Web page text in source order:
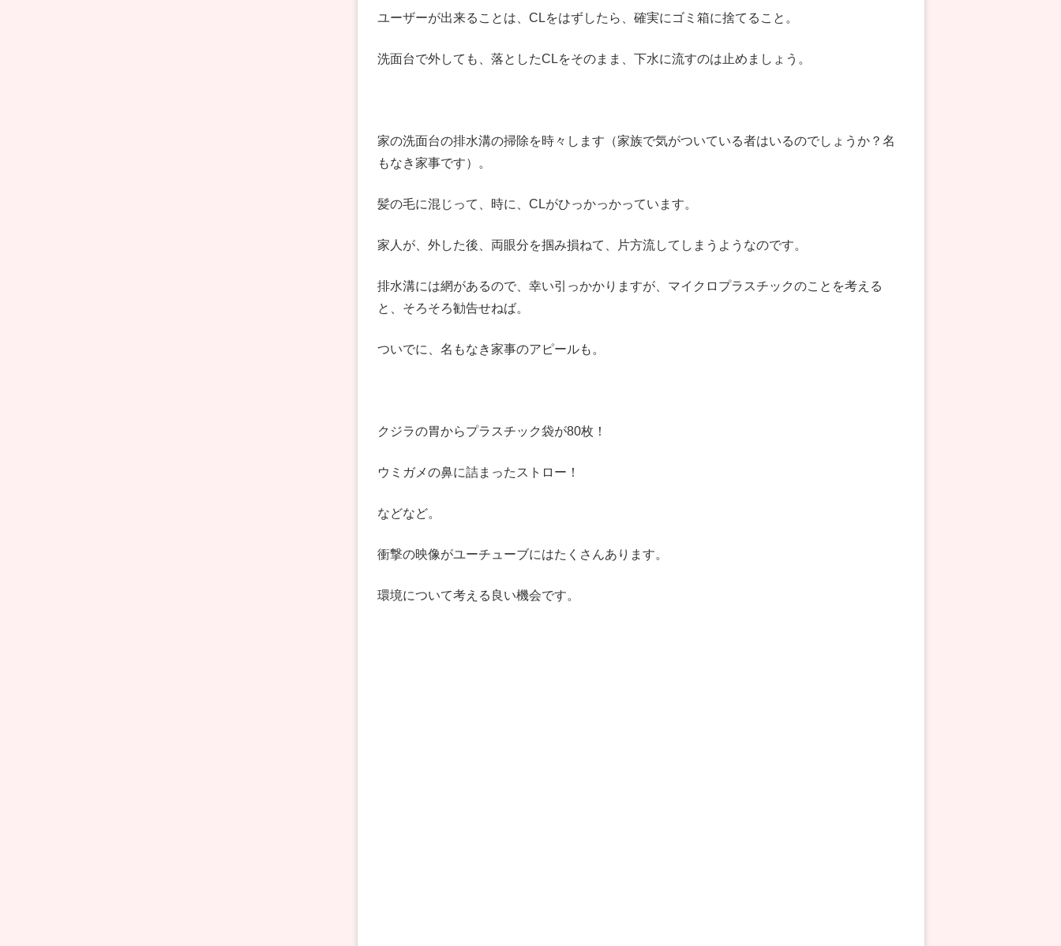
ユーザーが出来ることは、CLをはずしたら、確実にゴミ箱に捨てること。
洗面台で外しても、落としたCLをそのまま、下水に流すのは止めましょう。
家の洗面台の排水溝の掃除を時々します（家族で気がついている者はいるのでしょうか？名
もなき家事です）。
髪の毛に混じって、時に、CLがひっかっかっています。
家人が、外した後、両眼分を掴み損ねて、片方流してしまうようなのです。
排水溝には網があるので、幸い引っかかりますが、マイクロプラスチックのことを考える
と、そろそろ勧告せねば。
ついでに、名もなき家事のアピールも。
クジラの胃からプラスチック袋が80枚！
ウミガメの鼻に詰まったストロー！
などなど。
衝撃の映像がユーチューブにはたくさんあります。
環境について考える良い機会です。